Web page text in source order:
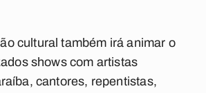
cultural também irá animar o
shows com artistas
cantores, repentistas,